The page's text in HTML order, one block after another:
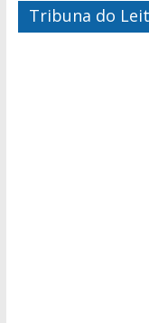
Tribuna do